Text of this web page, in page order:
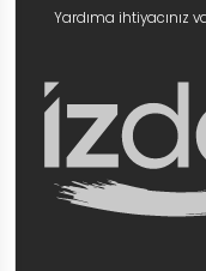
Yardıma ihtiyacınız